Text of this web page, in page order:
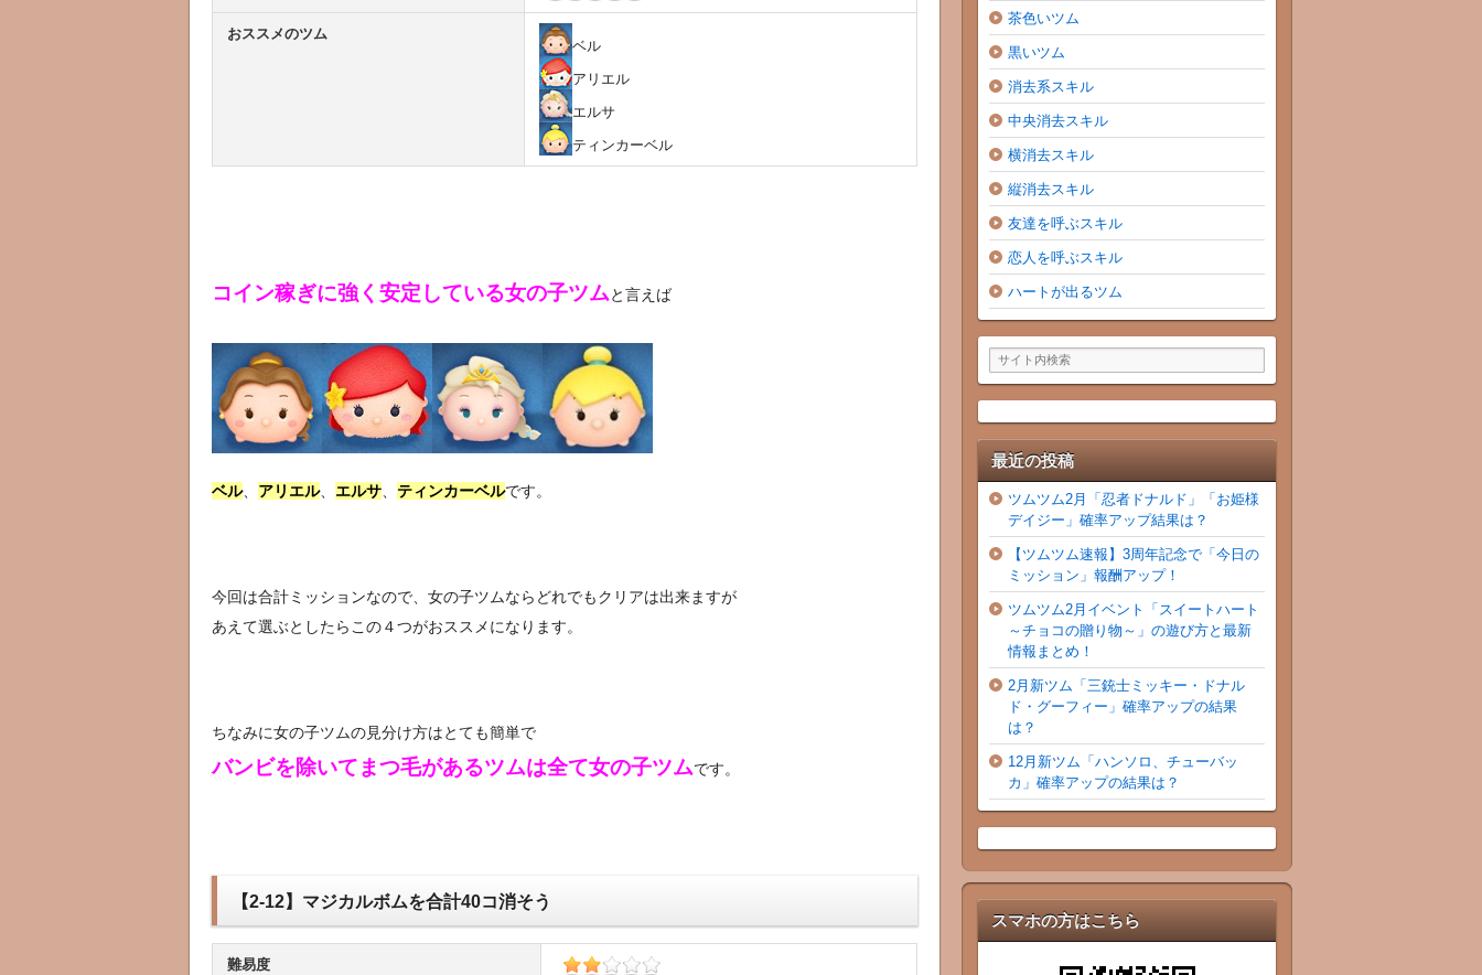
おススメのツム
ベル
アリエル
エルサ
ティンカーベル
コイン稼ぎに強く安定している女の子ツムと言えば
ベル、 アリエル、 エルサ ティンカーベルです。
今回は合計ミッションなので、女の子ツムならどれでもクリアは出来ますが
あえて選ぶとしたらこの４つがおススメになります。
ちなみに女の子ツムの見分け方はとても簡単で
バンビを除いてまつ毛があるツムは全て女の子ツムです。
【2-12】マジカルボムを合計40コ消そう
難易度
茶色いツム
黒いツム
消去系スキル
中央消去スキル
横消去スキル
縦消去スキル
友達を呼ぶスキル
恋人を呼ぶスキル
ハートが出るツム
最近の投稿
ツムツム2月「忍者ドナルド」「お姫様
デイジー」確率アップ結果は？
【ツムツム速報】3周年記念で「今日の
ミッション」報酬アップ！
ツムツム2月イベント「スイートハート
～チョコの贈り物～」の遊び方と最新
情報まとめ！
2月新ツム「三銃士ミッキー・ドナル
ド・グーフィー」確率アップの結果
は？
12月新ツム「ハンソロ、チューバッ
カ」確率アップの結果は？
スマホの方はこちら